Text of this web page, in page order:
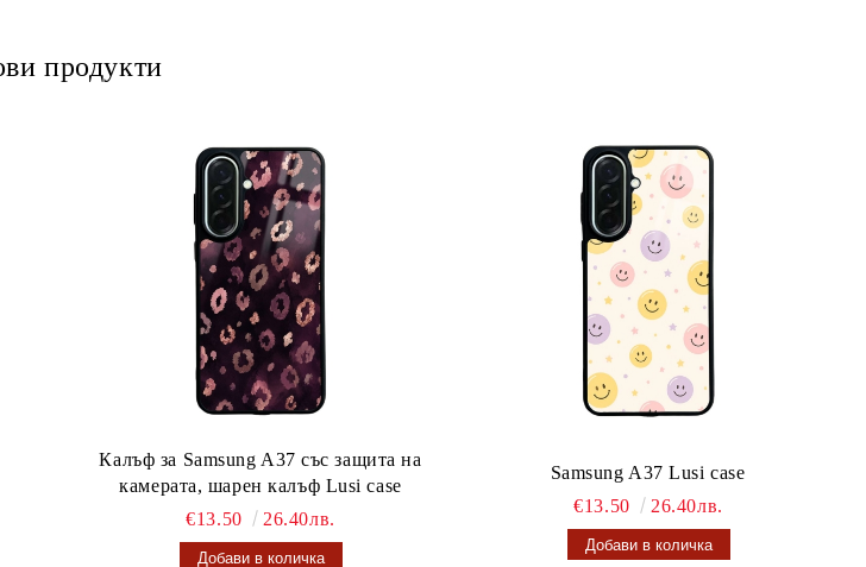
продукти
Калъф за Samsung A37 със защита на
камерата, шарен калъф Lusi case
€13.50
26.40лв.
Samsung A37 Lusi case
€13.50
26.40лв.